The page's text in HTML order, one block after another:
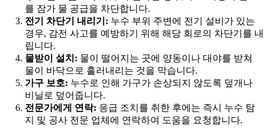
를 잠가 물 공급을 차단합니다.
전기 차단기 내리기: 누수 부위 주변에 전기 설비가 있는
경우, 감전 사고를 예방하기 위해 해당 회로의 차단기를 내
립니다.
물받이 설치: 물이 떨어지는 곳에 양동이나 대야를 받쳐
물이 바닥으로 흘러내리는 것을 막습니다.
가구 보호: 누수로 인해 가구가 손상되지 않도록 덮개나
비닐로 덮어줍니다.
전문가에게 연락: 응급 조치를 취한 후에는 즉시 누수 탐
지 및 공사 전문 업체에 연락하여 도움을 요청합니다.